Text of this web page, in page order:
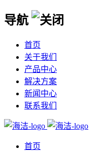
导航
首页
关于我们
产品中心
解决方案
新闻中心
联系我们
首页